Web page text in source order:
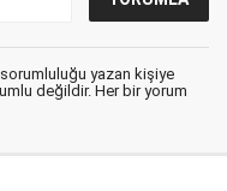
sorumluluğu yazan kişiye
değildir. Her bir yorum